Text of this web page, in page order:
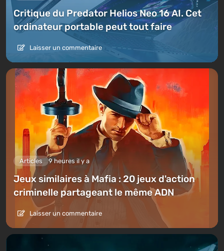
Critique du Predator Helios Neo 16 AI. Cet
ordinateur portable peut tout faire
Laisser un commentaire
Articles 9 heures il y a
Jeux similaires à Mafia : 20 jeux d'action
criminelle partageant le même ADN
Laisser un commentaire